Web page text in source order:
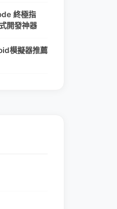
終極指
開發神器
模擬器推薦